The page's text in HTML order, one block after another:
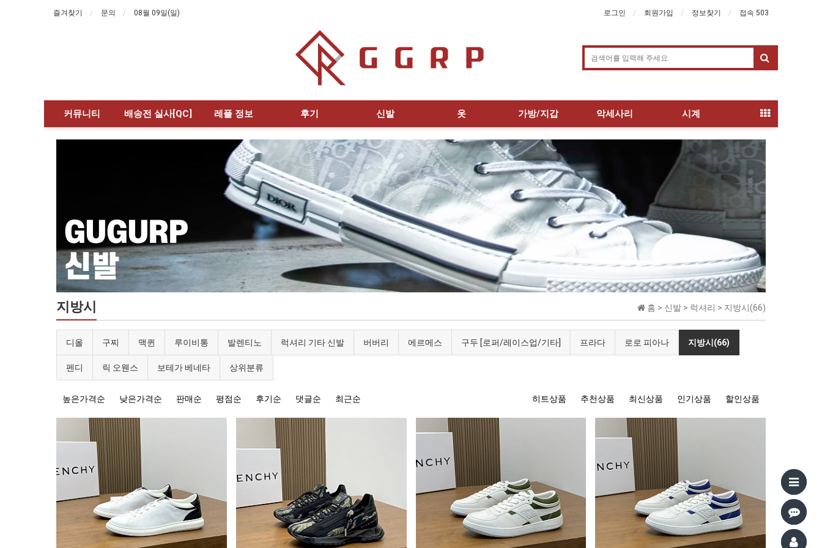
즐겨찾기 문의 08월 09일(일) 로그인 회원가입 정보찾기 접속 503
커뮤니티 배송전 실사[QC] 레플 정보 후기 신발 옷 가방/지갑 악세사리 시계
홈 > 신발 > 럭셔리 > 지방시(66)
지방시
디올 구찌 맥퀸 루이비통 발렌티노 럭셔리 기타 신발 버버리 에르메스 구두 [로퍼/레이스업/기타] 프라다 로로 피아나 지방시(66)
펜디 릭 오웬스 보테가 베네타 상위분류
높은가격순 낮은가격순 판매순 평점순 후기순 댓글순 최근순 히트상품 추천상품 최신상품 인기상품 할인상품